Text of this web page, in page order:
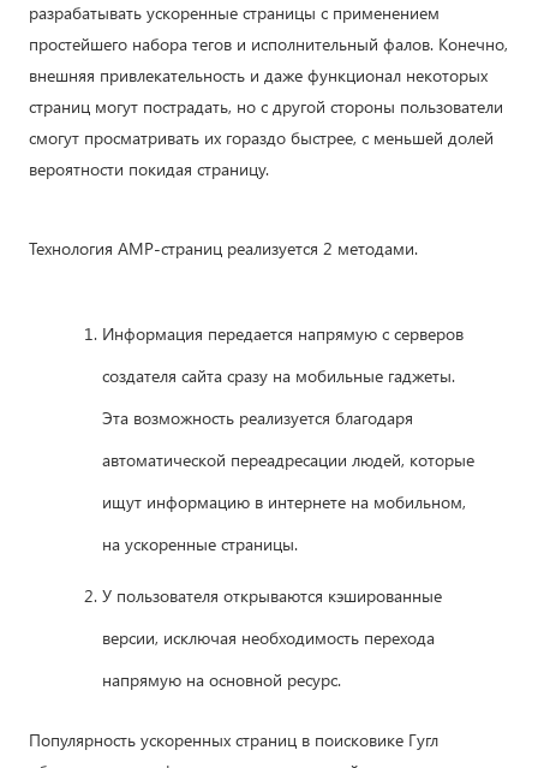
разрабатывать ускоренные страницы с применением
простейшего набора тегов и исполнительный фалов. Конечно,
внешняя привлекательность и даже функционал некоторых
страниц могут пострадать, но с другой стороны пользователи
смогут просматривать их гораздо быстрее, с меньшей долей
вероятности покидая страницу.
Технология AMP-страниц реализуется 2 методами.
Информация передается напрямую с серверов
создателя сайта сразу на мобильные гаджеты.
Эта возможность реализуется благодаря
автоматической переадресации людей, которые
ищут информацию в интернете на мобильном,
на ускоренные страницы.
У пользователя открываются кэшированные
версии, исключая необходимость перехода
напрямую на основной ресурс.
Популярность ускоренных страниц в поисковике Гугл